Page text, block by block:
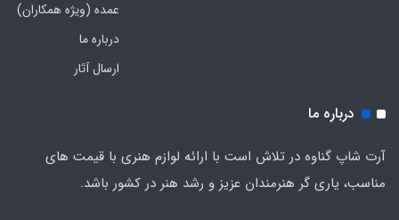
عمده (ویژه همکاران)
درباره ما
ارسال آثار
درباره ما
آرت شاپ گناوه در تلاش است با ارائه لوازم هنری با قیمت های
مناسب، یاری گر هنرمندان عزیز و رشد هنر در کشور باشد.